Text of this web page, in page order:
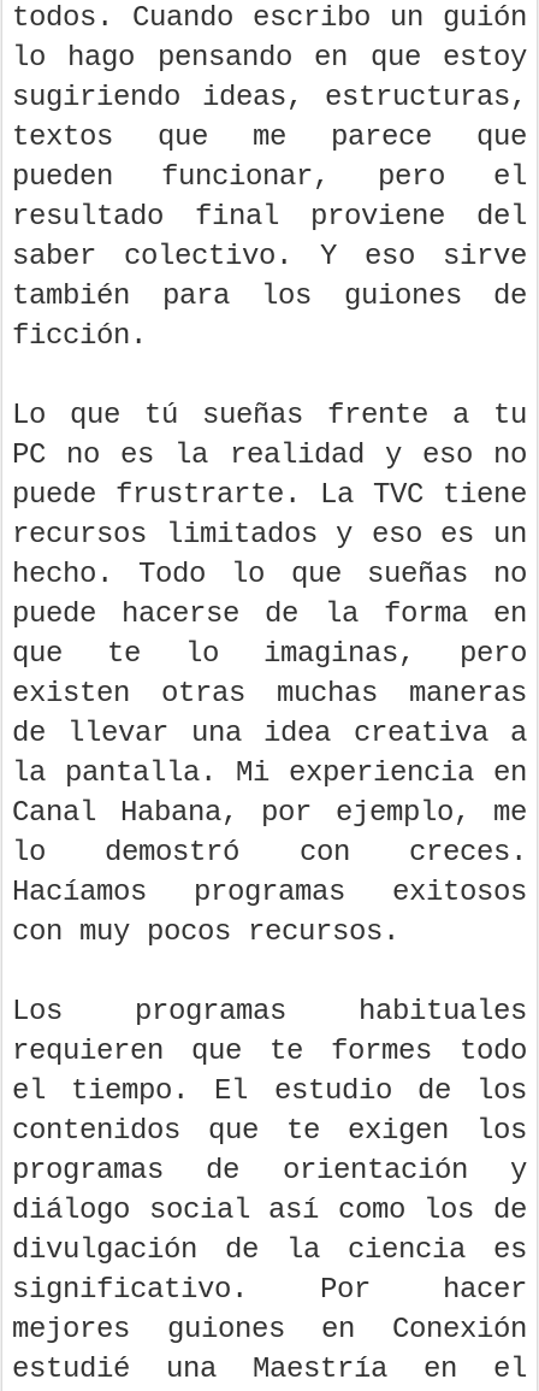
todos. Cuando escribo un guión
lo hago pensando en que estoy
sugiriendo ideas, estructuras,
textos que me parece que
pueden funcionar, pero el
resultado final proviene del
saber colectivo. Y eso sirve
también para los guiones de
ficción.
Lo que tú sueñas frente a tu
PC no es la realidad y eso no
puede frustrarte. La TVC tiene
recursos limitados y eso es un
hecho. Todo lo que sueñas no
puede hacerse de la forma en
que te lo imaginas, pero
existen otras muchas maneras
de llevar una idea creativa a
la pantalla. Mi experiencia en
Canal Habana, por ejemplo, me
lo demostró con creces.
Hacíamos programas exitosos
con muy pocos recursos.
Los programas habituales
requieren que te formes todo
el tiempo. El estudio de los
contenidos que te exigen los
programas de orientación y
diálogo social así como los de
divulgación de la ciencia es
significativo. Por hacer
mejores guiones en Conexión
estudié una Maestría en el